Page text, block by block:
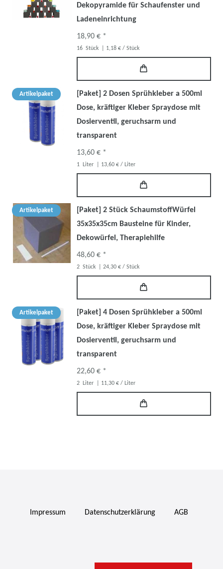
Dekopyramide für Schaufenster und
Ladeneinrichtung
18,90 € *
16 Stück | 1,18 € / Stück
Artikelpaket
[Paket] 2 Dosen Sprühkleber a 500ml
Dose, kräftiger Kleber Spraydose mit
Dosierventil, geruchsarm und
transparent
13,60 € *
1 Liter | 13,60 € / Liter
Artikelpaket
[Paket] 2 Stück SchaumstoffWürfel
35x35x35cm Bausteine für Kinder,
Dekowürfel, Therapiehilfe
48,60 € *
2 Stück | 24,30 € / Stück
Artikelpaket
[Paket] 4 Dosen Sprühkleber a 500ml
Dose, kräftiger Kleber Spraydose mit
Dosierventil, geruchsarm und
transparent
22,60 € *
2 Liter | 11,30 € / Liter
Impressum Daten­schutz­erklärung AGB